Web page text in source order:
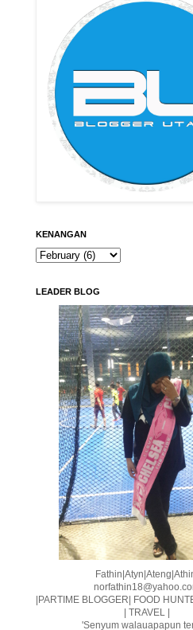
KENANGAN
LEADER BLOG
|PARTIME BLOGGER| FOOD
| TRAVEL |
'Senyum walauapapun